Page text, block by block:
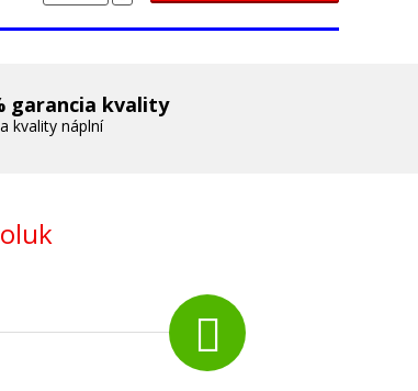
garancia kvality
kvality náplní